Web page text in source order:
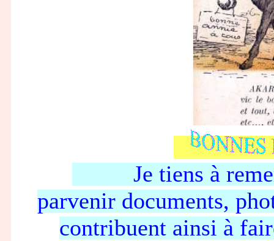
Je tiens à
parvenir documents,
contribuent ainsi à